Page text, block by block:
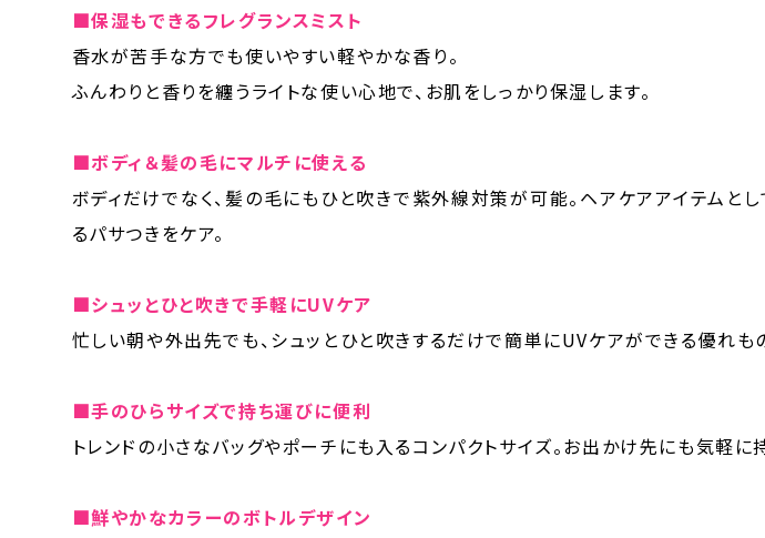
■保湿もできるフレグランスミスト
香水が苦手な方でも使いやすい軽やかな香り。
ふんわりと香りを纏うライトな使い心地で、お肌をしっかり保湿します。
■ボディ＆髪の毛にマルチに使える
ボディだけでなく、髪の毛にもひと吹きで紫外線対策が可能。ヘアケアアイテムと
るパサつきをケア。
■シュッとひと吹きで手軽にUVケア
忙しい朝や外出先でも、シュッとひと吹きするだけで簡単にUVケアができる優れも
■手のひらサイズで持ち運びに便利
トレンドの小さなバッグやポーチにも入るコンパクトサイズ。お出かけ先にも気軽に
■鮮やかなカラーのボトルデザイン